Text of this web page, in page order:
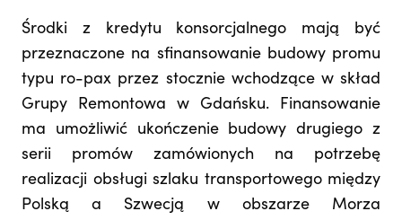
Środki z kredytu konsorcjalnego mają być
przeznaczone na sfinansowanie budowy promu
typu ro-pax przez stocznie wchodzące w skład
Grupy Remontowa w Gdańsku. Finansowanie
ma umożliwić ukończenie budowy drugiego z
serii promów zamówionych na potrzebę
realizacji obsługi szlaku transportowego między
Polską a Szwecją w obszarze Morza